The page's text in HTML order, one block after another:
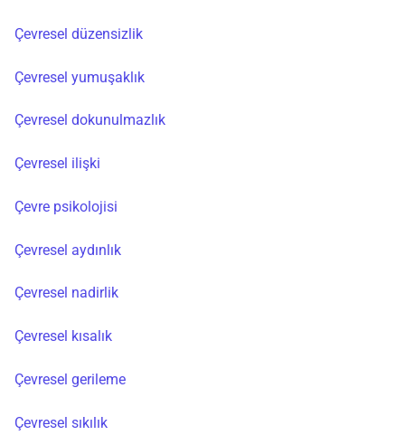
Çevresel düzensizlik
Çevresel yumuşaklık
Çevresel dokunulmazlık
Çevresel ilişki
Çevre psikolojisi
Çevresel aydınlık
Çevresel nadirlik
Çevresel kısalık
Çevresel gerileme
Çevresel sıkılık